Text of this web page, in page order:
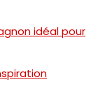
idéal pour